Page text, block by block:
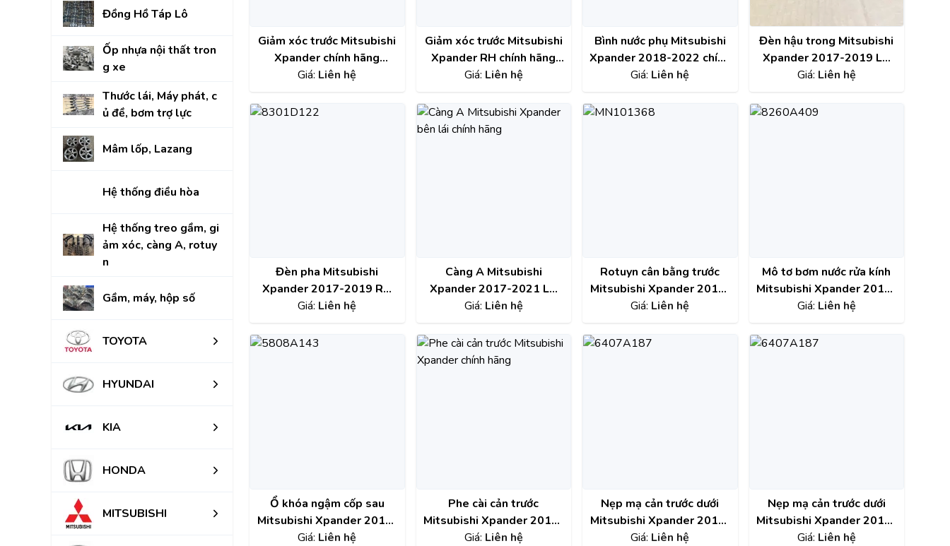
Đồng Hồ Táp Lô
Ốp nhựa nội thất tron
g xe
Thước lái, Máy phát, c
ủ đề, bơm trợ lực
Mâm lốp, Lazang
Hệ thống điều hòa
Hệ thống treo gầm, gi
ảm xóc, càng A, rotuy
n
Gầm, máy, hộp số
TOYOTA
HYUNDAI
KIA
HONDA
MITSUBISHI
Giảm xóc trước Mitsubishi
Xpander chính hãng
4060A575 , 4060A576
Giá: Liên hệ
Giảm xóc trước Mitsubishi
Xpander RH chính hãng
4060A576
Giá: Liên hệ
Bình nước phụ Mitsubishi
Xpander 2018-2022 chính
hãng 1375B077
Giá: Liên hệ
Đèn hậu trong Mitsubishi
Xpander 2017-2019 LH
chính hãng 8330B097
Giá: Liên hệ
Đèn pha Mitsubishi
Xpander 2017-2019 RH
chính hãng 8301D122
Giá: Liên hệ
Càng A Mitsubishi
Xpander 2017-2021 LH
chính hãng 4013A491
Giá: Liên hệ
Rotuyn cân bằng trước
Mitsubishi Xpander 2017-
2021 chính hãng
Giá: Liên hệ
Mô tơ bơm nước rửa kính
Mitsubishi Xpander 2018-
2023 chính hãng
Giá: Liên hệ
Ổ khóa ngậm cốp sau
Mitsubishi Xpander 2018-
2021 chính hãng
Giá: Liên hệ
Phe cài cản trước
Mitsubishi Xpander 2018-
2021 chính hãng
Giá: Liên hệ
Nẹp mạ cản trước dưới
Mitsubishi Xpander 2018-
2021 RH chính hãng
Giá: Liên hệ
Nẹp mạ cản trước dưới
Mitsubishi Xpander 2018-
2021 LH chính hãng
Giá: Liên hệ